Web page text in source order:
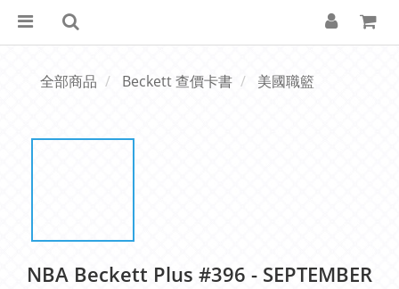
全部商品 Beckett 查價卡書 美國職籃
NBA Beckett Plus #396 - SEPTEMBER